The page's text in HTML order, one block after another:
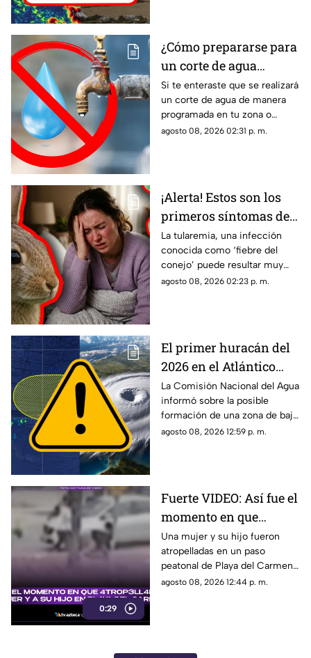
¿Cómo prepararse para
un corte de agua
programado? Esto
puedes hacer ante la
suspensión del servicio
Si te enteraste que se realizará
un corte de agua de manera
programada en tu zona o
simplemente de quedaste sin
agosto 08, 2026 02:31 p. m.
¡Alerta! Estos son los
primeros síntomas de
la ‘fiebre del conejo’ y lo
que debes saber sobre
el contagio de
tularemia
La tularemia, una infección
conocida como ‘fiebre del
conejo’ puede resultar muy
grave y aquí te compartimos
agosto 08, 2026 02:23 p. m.
El primer huracán del
2026 en el Atlántico
podría formarse en 7
días: ¿Cuál es la
probabilidad de
desarrollo ciclónico?
La Comisión Nacional del Agua
informó sobre la posible
formación de una zona de baja
presión en el Atlántico, misma
agosto 08, 2026 12:59 p. m.
0:29
Fuerte VIDEO: Así fue el
momento en que
4tr0p3ll4n a una mujer
y a su hijo en un paso
peatonal de Playa del
Carmen
Una mujer y su hijo fueron
atropelladas en un paso
peatonal de Playa del Carmen.
Cámara de seguridad captó el
agosto 08, 2026 12:44 p. m.